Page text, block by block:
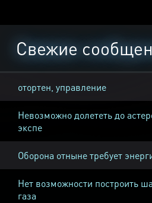
Свежие
отортен, управление
Невозможно долететь до
экспе
Оборона отныне требует
Нет возможности построить
газа